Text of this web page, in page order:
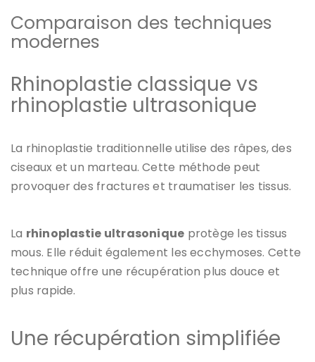
Comparaison des techniques
modernes
Rhinoplastie classique vs
rhinoplastie ultrasonique
La rhinoplastie traditionnelle utilise des râpes, des
ciseaux et un marteau. Cette méthode peut
provoquer des fractures et traumatiser les tissus.
La rhinoplastie ultrasonique protège les tissus
mous. Elle réduit également les ecchymoses. Cette
technique offre une récupération plus douce et
plus rapide.
Une récupération simplifiée